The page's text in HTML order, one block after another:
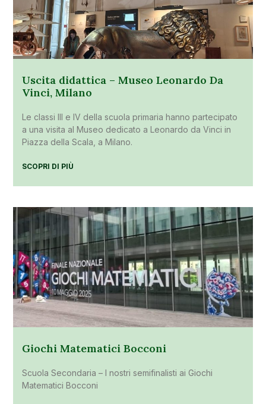
Uscita didattica – Museo Leonardo Da
Vinci, Milano
Le classi III e IV della scuola primaria hanno partecipato
a una visita al Museo dedicato a Leonardo da Vinci in
Piazza della Scala, a Milano.
SCOPRI DI PIÙ
Giochi Matematici Bocconi
Scuola Secondaria – I nostri semifinalisti ai Giochi
Matematici Bocconi